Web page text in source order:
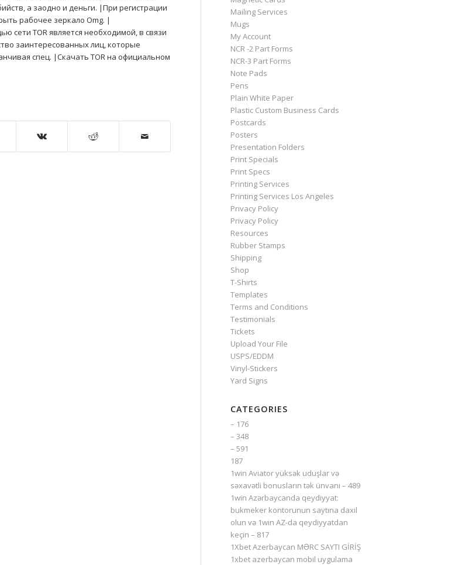
а заодно и деньги. |При регистрации
рабочее зеркало Omg. |
сети TOR является необходимой, в связи
заинтересованных лиц, которые
спец. |Скачать TOR на официальном
Mailing Services
Mugs
My Account
NCR -2 Part Forms
NCR-3 Part Forms
Note Pads
Pens
Plain White Paper
Plastic Custom Business Cards
Postcards
Posters
Presentation Folders
Print Specials
Print Specs
Printing Services
Printing Services Los Angeles
Privacy Policy
Privacy Policy
Resources
Rubber Stamps
Shipping
Shop
T-Shirts
Templates
Terms and Conditions
Testimonials
Tickets
Upload Your File
USPS/EDDM
Vinyl-Stickers
Yard Signs
CATEGORIES
– 176
– 348
– 591
187
1win Aviator yüksək uduşlar və
səxavətli bonusların tək ünvanı – 489
1win Azərbaycanda qeydiyyat:
bukmeker kontorunun saytına daxil
olun və 1win AZ-da qeydiyyatdan
keçin – 817
1Xbet Azerbaycan MƏRC SAYTI GİRİŞ
1xbet azerbaycan mobil uygulama